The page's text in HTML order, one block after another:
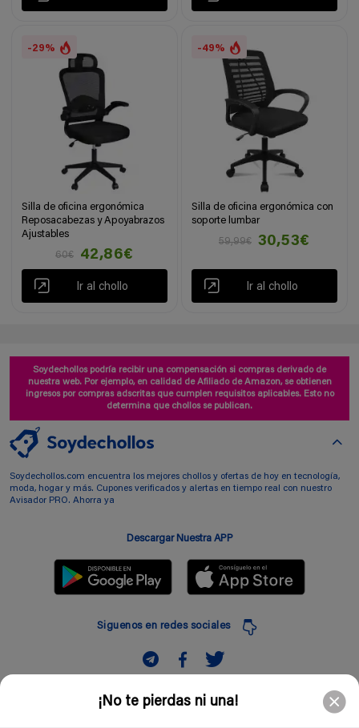
¡No te pierdas ni una!
-29%
Silla de oficina ergonómica
Reposacabezas y Apoyabrazos
Ajustables
60€
42,86€
Ir al chollo
-49%
Silla de oficina ergonómica con
soporte lumbar
59,99€
30,53€
Ir al chollo
Soydechollos podría recibir una compensación si compras derivado de
nuestra web. Por ejemplo, en calidad de Afiliado de Amazon, se obtienen
ingresos por compras adscritas que cumplen requisitos aplicables. Esto no
determina que chollos se publican.
Soydechollos.com encuentra los mejores chollos y ofertas de hoy en tecnología,
moda, hogar y más. Cupones verificados y alertas en tiempo real con nuestro
Avisador PRO. Ahorra ya
Descargar Nuestra APP
Siguenos en redes sociales
Suscribir